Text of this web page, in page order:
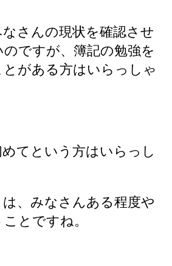
さんの現状を確認させ
ですが、簿記の勉強を
がある方はいらっしゃ
てという方はいらっし
、みなさんある程度や
とですね。